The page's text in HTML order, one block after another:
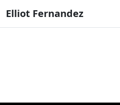
Elliot Fernandez